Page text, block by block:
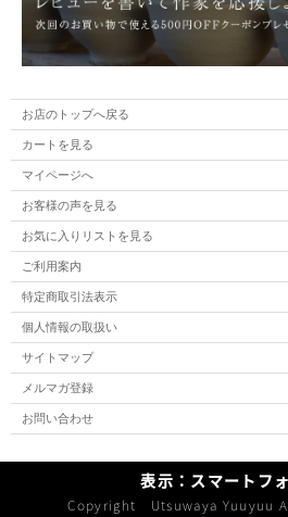
お店のトップへ戻る
カートを見る
マイページへ
お客様の声を見る
お気に入りリストを見る
ご利用案内
特定商取引法表示
個人情報の取扱い
サイトマップ
メルマガ登録
お問い合わせ
表示：スマートフ
Copyright Utsuwaya Yuuyuu